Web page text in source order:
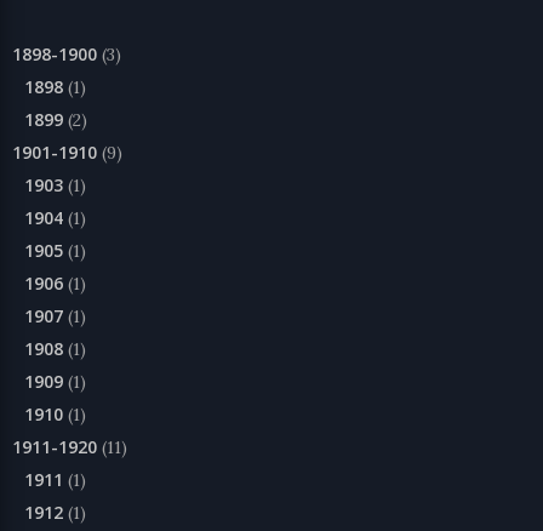
1898-1900 (3)
1898 (1)
1899 (2)
1901-1910 (9)
1903 (1)
1904 (1)
1905 (1)
1906 (1)
1907 (1)
1908 (1)
1909 (1)
1910 (1)
1911-1920 (11)
1911 (1)
1912 (1)